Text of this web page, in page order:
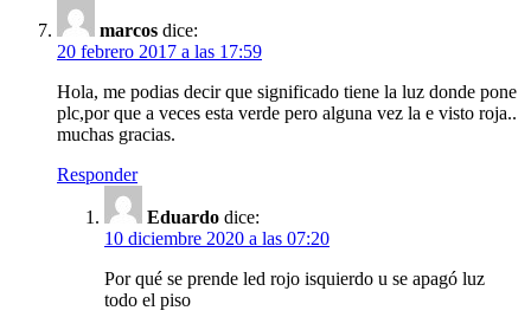
marcos dice:
20 febrero 2017 a las 17:59
Hola, me podias decir que significado tiene la luz donde pone
plc,por que a veces esta verde pero alguna vez la e visto roja..
muchas gracias.
Responder
Eduardo dice:
10 diciembre 2020 a las 07:20
Por qué se prende led rojo isquierdo u se apagó luz
todo el piso